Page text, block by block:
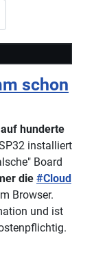
schon
hunderte
installiert
Board
die #Cloud
Browser.
und ist